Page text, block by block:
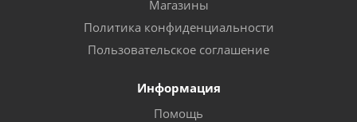
Магазины
Политика конфиденциальности
Пользовательское соглашение
Информация
Помощь